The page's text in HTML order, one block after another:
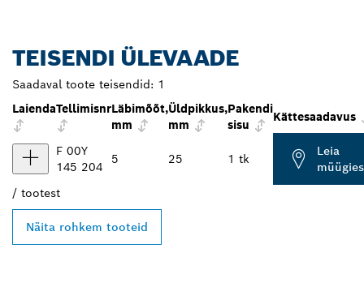
TEISENDI ÜLEVAADE
Saadaval toote teisendid: 1
LaiendaTellimisnrLäbimõõt,
mm
Üldpikkus,
mm
Pakendi
sisu
Kättesaadavus
F 00Y
145 204
5 25 1 tk
Leia
/ tootest
Näita rohkem tooteid